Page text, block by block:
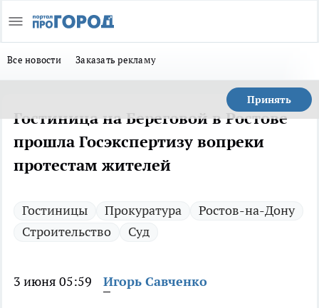
Все новости Заказать рекламу
Принять
Гостиница на Береговой в Ростове
прошла Госэкспертизу вопреки
протестам жителей
Гостиницы Прокуратура
Ростов-на-Дону
Строительство
Суд
3 июня 05:59 Игорь Савченко